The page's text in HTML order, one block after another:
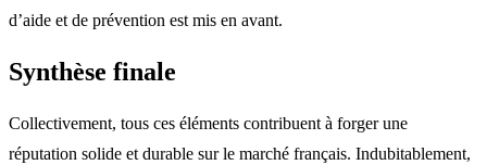
d’aide et de prévention est mis en avant.
Synthèse finale
Collectivement, tous ces éléments contribuent à forger une
réputation solide et durable sur le marché français. Indubitablement,